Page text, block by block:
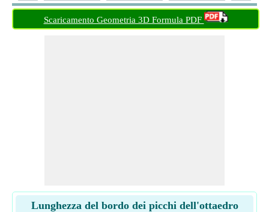
Scaricamento Geometria 3D Formula PDF
Lunghezza del bordo dei picchi dell'ottaedro